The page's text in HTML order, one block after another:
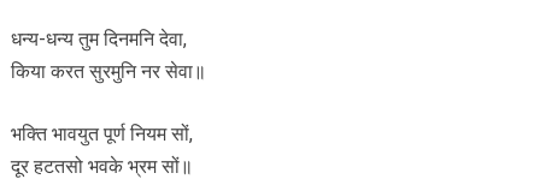
धन्य-धन्य तुम दिनमनि देवा,
किया करत सुरमुनि नर सेवा॥
भक्ति भावयुत पूर्ण नियम सों,
दूर हटतसो भवके भ्रम सों॥